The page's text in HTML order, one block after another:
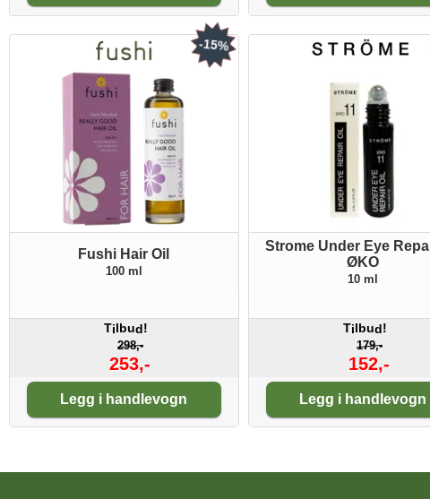
Fushi Hair Oil
100 ml
Tilbud!
298,-
253,-
-15%
Legg i handlevogn
Strome Under Eye
ØKO
10 ml
Tilbud!
179,-
152,-
Legg i handlevogn